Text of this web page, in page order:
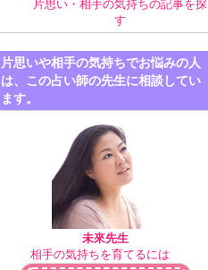
片思い・相手の気持ちの記事を探
す
片思いや相手の気持ちでお悩みの人
は、この占い師の先生に相談してい
ます。
未來先生
相手の気持ちを育てるには